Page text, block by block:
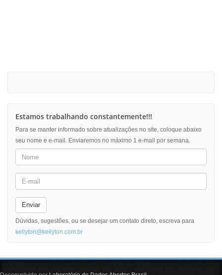
Estamos trabalhando constantemente!!!
Para se manter informado sobre atualizações no site, coloque abaixo
seu nome e e-mail. Enviaremos no máximo 1 e-mail por semana.
Enviar
Dúvidas, sugestões, ou se desejar um contato direto, escreva para
kellyton@kellyton.com.br